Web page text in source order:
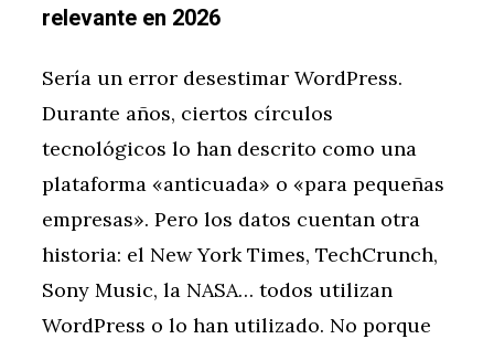
relevante en 2026
Sería un error desestimar WordPress.
Durante años, ciertos círculos
tecnológicos lo han descrito como una
plataforma «anticuada» o «para pequeñas
empresas». Pero los datos cuentan otra
historia: el New York Times, TechCrunch,
Sony Music, la NASA… todos utilizan
WordPress o lo han utilizado. No porque